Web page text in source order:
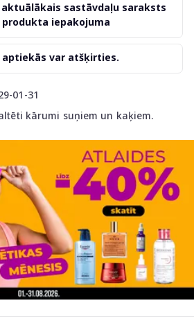
01-31
kārumi suņiem un kaķiem.
aktuālākais sastāvdaļu saraksts
iepakojuma
aptiekās var atšķirties.